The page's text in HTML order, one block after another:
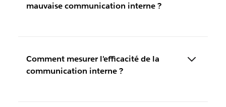
mauvaise communication interne ?
Comment mesurer l'efficacité de la
communication interne ?